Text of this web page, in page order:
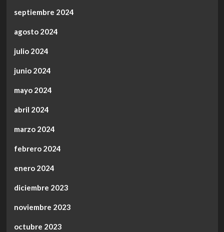
septiembre 2024
agosto 2024
julio 2024
junio 2024
mayo 2024
abril 2024
marzo 2024
febrero 2024
enero 2024
diciembre 2023
noviembre 2023
octubre 2023